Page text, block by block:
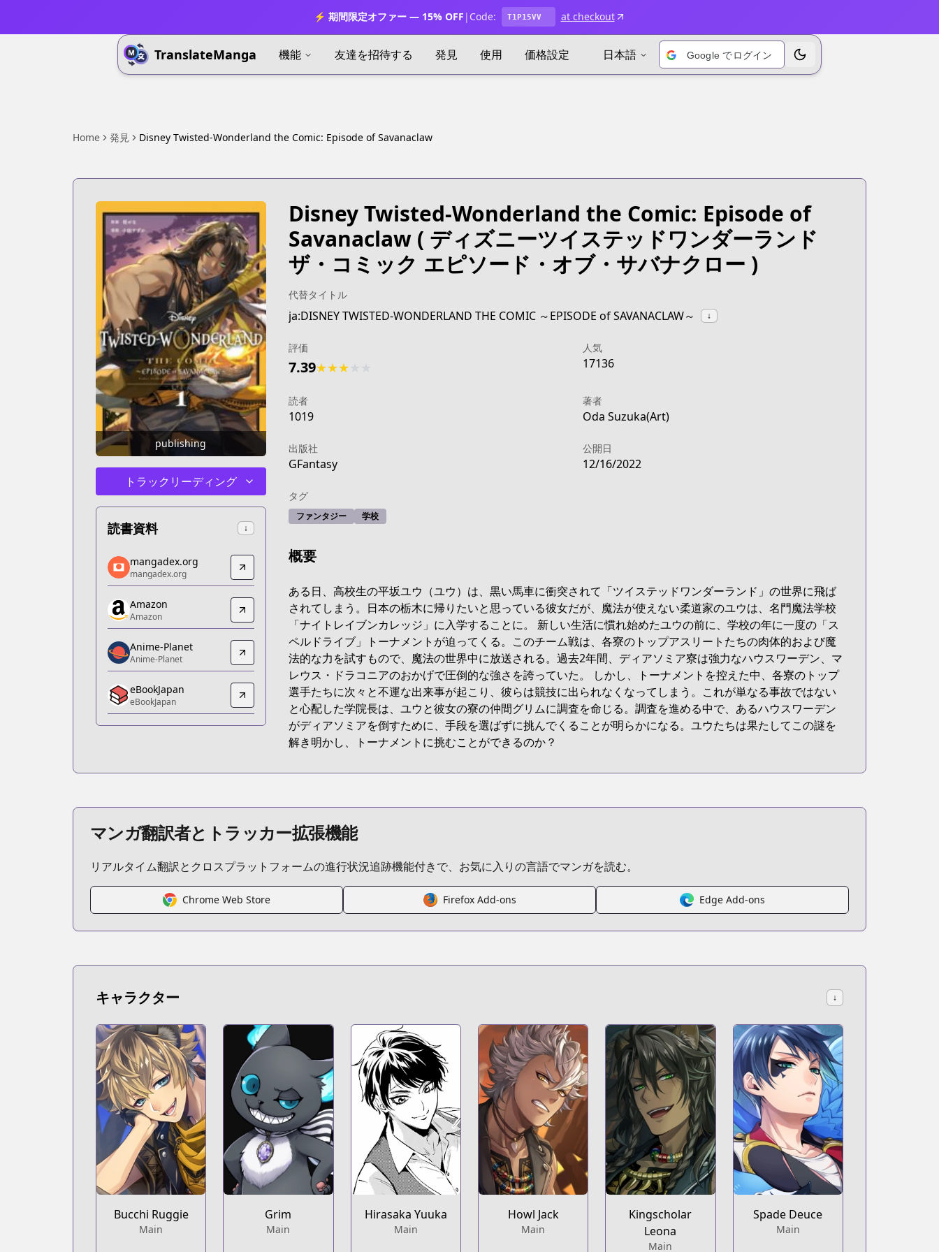
⚡ 期間限定オファー — 15% OFF | Code: T1P15VV at checkout
TranslateManga 機能 友達を招待する 発見 使用 価格設定 日本語 Google でログイン テーマを切り替えます
Home 発見 Disney Twisted-Wonderland the Comic: Episode of Savanaclaw
publishing
トラックリーディング
読書資料 ↓
mangadex.org
mangadex.org
https://mangadex.org/title/3e7d016d-43c8-4270-b83e-cbbe9d890505
Amazon
Amazon
https://www.amazon.co.jp/gp/product/B0C8MSQRDT
Anime-Planet
Anime-Planet
https://www.anime-planet.com/manga/twisted-wonderland-the-comic-episode-of-savanaclaw
eBookJapan
eBookJapan
https://ebookjapan.yahoo.co.jp/books/775875/
Official Raw
MangaUpdates
MangaUpdates
https://www.mangaupdates.com/series.html?id=40m5fdn
Book☆Walker
Book☆Walker
https://bookwalker.jp/series/419678/list
mangadex.org
mangadex.org
Amazon
Amazon
Anime-Planet
Anime-Planet
eBookJapan
eBookJapan
Disney Twisted-Wonderland the Comic: Episode of
Savanaclaw( ディズニーツイステッドワンダーランド
ザ・コミック エピソード・オブ・サバナクロー )
代替タイトル
ja:DISNEY TWISTED-WONDERLAND THE COMIC ～EPISODE of SAVANACLAW～ ↓
評価
7.39★★★
人気
17136
読者
1019
著者
Oda Suzuka(Art)
出版社
GFantasy
公開日
12/16/2022
タグ
ファンタジー 学校
概要
ある日、高校生の平坂ユウ（ユウ）は、黒い馬車に衝突されて「ツイステッドワンダーランド」の世界に飛ば
されてしまう。日本の栃木に帰りたいと思っている彼女だが、魔法が使えない柔道家のユウは、名門魔法学校
「ナイトレイブンカレッジ」に入学することに。 新しい生活に慣れ始めたユウの前に、学校の年に一度の「ス
ペルドライブ」トーナメントが迫ってくる。このチーム戦は、各寮のトップアスリートたちの肉体的および魔
法的な力を試すもので、魔法の世界中に放送される。過去2年間、ディアソミア寮は強力なハウスワーデン、マ
レウス・ドラコニアのおかげで圧倒的な強さを誇っていた。 しかし、トーナメントを控えた中、各寮のトップ
選手たちに次々と不運な出来事が起こり、彼らは競技に出られなくなってしまう。これが単なる事故ではない
と心配した学院長は、ユウと彼女の寮の仲間グリムに調査を命じる。調査を進める中で、あるハウスワーデン
がディアソミアを倒すために、手段を選ばずに挑んでくることが明らかになる。ユウたちは果たしてこの謎を
解き明かし、トーナメントに挑むことができるのか？
マンガ翻訳者とトラッカー拡張機能
リアルタイム翻訳とクロスプラットフォームの進行状況追跡機能付きで、お気に入りの言語でマンガを読む。
Chrome Web Store Firefox Add-ons Edge Add-ons
キャラクター ↓
Bucchi Ruggie
Main
Grim
Main
Hirasaka Yuuka
Main
Howl Jack
Main
Kingscholar
Leona
Main
Spade Deuce
Main